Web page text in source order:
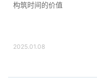
构筑时间的价值
2025.01.08